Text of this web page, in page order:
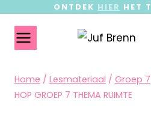
ONTDEK HIER HET
Home / Lesmateriaal / Groep 7
HOP GROEP 7 THEMA RUIMTE